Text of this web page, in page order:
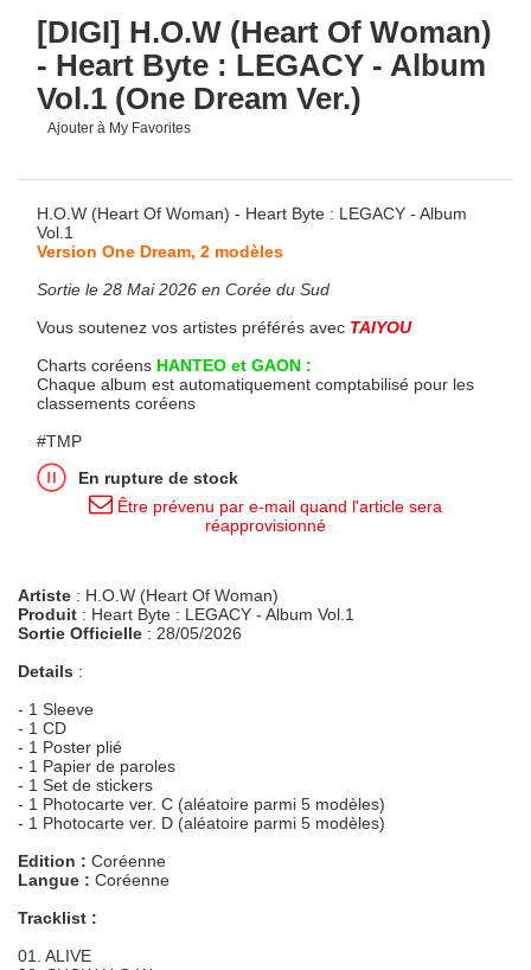
[DIGI] H.O.W (Heart Of Woman)
- Heart Byte : LEGACY - Album
Vol.1 (One Dream Ver.)
Ajouter à My Favorites
H.O.W (Heart Of Woman) - Heart Byte : LEGACY - Album
Vol.1
Version One Dream, 2 modèles
Sortie le 28 Mai 2026 en Corée du Sud
Vous soutenez vos artistes préférés avec TAIYOU
Charts coréens HANTEO et GAON :
Chaque album est automatiquement comptabilisé pour les
classements coréens
#TMP
En rupture de stock
Être prévenu par e-mail quand l'article sera
réapprovisionné
Artiste : H.O.W (Heart Of Woman)
Produit : Heart Byte : LEGACY - Album Vol.1
Sortie Officielle : 28/05/2026
Details :
- 1 Sleeve
- 1 CD
- 1 Poster plié
- 1 Papier de paroles
- 1 Set de stickers
- 1 Photocarte ver. C (aléatoire parmi 5 modèles)
- 1 Photocarte ver. D (aléatoire parmi 5 modèles)
Edition : Coréenne
Langue : Coréenne
Tracklist :
01. ALIVE